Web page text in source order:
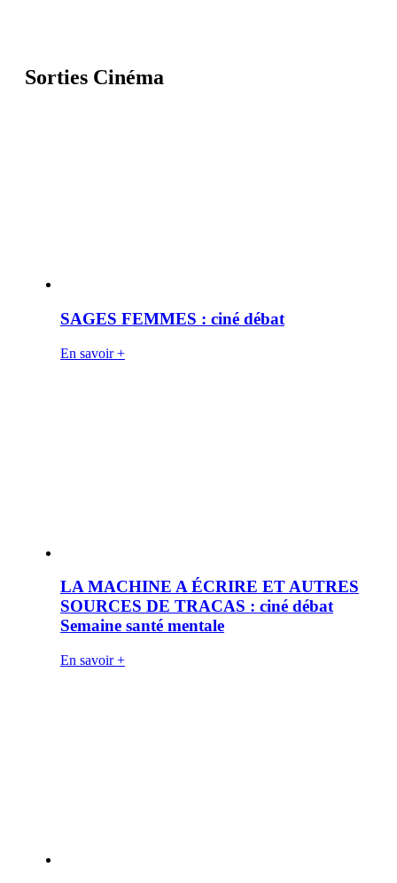
Sorties Cinéma
SAGES FEMMES : ciné débat
En savoir +
LA MACHINE A ÉCRIRE ET AUTRES
SOURCES DE TRACAS : ciné débat
Semaine santé mentale
En savoir +